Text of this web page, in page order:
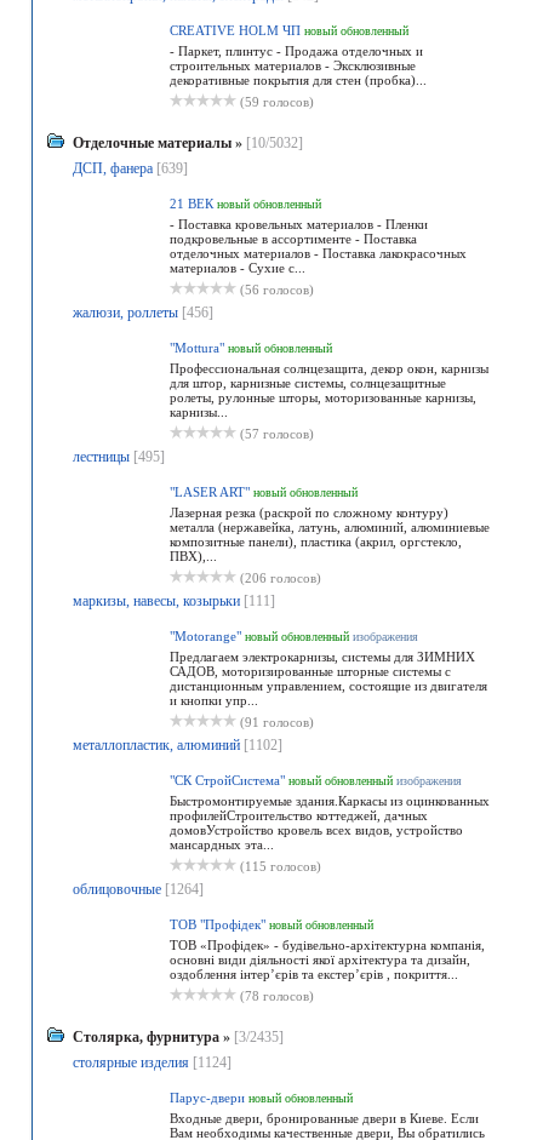
CREATIVE HOLM ЧП новый обновленный
- Паркет, плинтус - Продажа отделочных и
строительных материалов - Эксклюзивные
декоративные покрытия для стен (пробка)...
(59 голосов)
Отделочные материалы» [10/5032]
ДСП, фанера [639]
21 ВЕК новый обновленный
- Поставка кровельных материалов - Пленки
подкровельные в ассортименте - Поставка
отделочных материалов - Поставка лакокрасочных
материалов - Сухие с...
(56 голосов)
жалюзи, роллеты [456]
"Mottura" новый обновленный
Профессиональная солнцезащита, декор окон, карнизы
для штор, карнизные системы, солнцезащитные
ролеты, рулонные шторы, моторизованные карнизы,
карнизы...
(57 голосов)
лестницы [495]
"LASER ART" новый обновленный
Лазерная резка (раскрой по сложному контуру)
металла (нержавейка, латунь, алюминий, алюминиевые
композитные панели), пластика (акрил, оргстекло,
ПВХ),...
(206 голосов)
маркизы, навесы, козырьки [111]
"Motorange" новый обновленный изображения
Предлагаем электрокарнизы, системы для ЗИМНИХ
САДОВ, моторизированные шторные системы с
дистанционным управлением, состоящие из двигателя
и кнопки упр...
(91 голосов)
металлопластик, алюминий [1102]
"СК СтройСистема" новый обновленный изображения
Быстромонтируемые здания.Каркасы из оцинкованных
профилейСтроительство коттеджей, дачных
домовУстройство кровель всех видов, устройство
мансардных эта...
(115 голосов)
облицовочные [1264]
ТОВ "Профідек" новый обновленный
ТОВ «Профідек» - будівельно-архітектурна компанія,
основні види діяльності якої архітектура та дизайн,
оздоблення інтер’єрів та екстер’єрів , покриття...
(78 голосов)
Столярка, фурнитура» [3/2435]
столярные изделия [1124]
Парус-двери новый обновленный
Входные двери, бронированные двери в Киеве. Если
Вам необходимы качественные двери, Вы обратились